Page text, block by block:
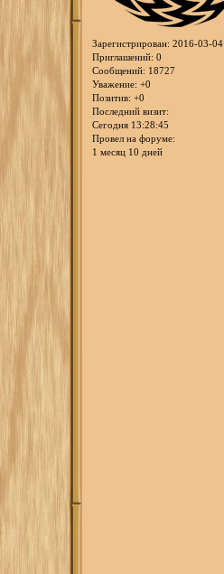
Зарегистрирован: 2016-03-04
Приглашений: 0
Сообщений: 18727
Уважение: +0
Позитив: +0
Последний визит:
Сегодня 13:28:45
Провел на форуме:
1 месяц 10 дней